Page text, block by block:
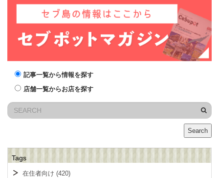
記事一覧から情報を探す
店舗一覧からお店を探す
Search
Tags
在住者向け (420)